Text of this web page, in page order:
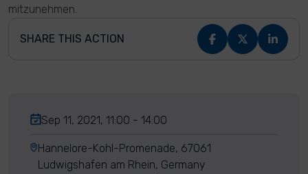
mitzunehmen.
SHARE THIS ACTION
Sep 11, 2021, 11:00 - 14:00
Hannelore-Kohl-Promenade, 67061
Ludwigshafen am Rhein, Germany